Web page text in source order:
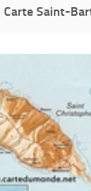
Carte Saint-